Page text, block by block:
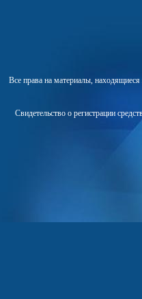
Все права на материалы,
Свидетельство о регистрации